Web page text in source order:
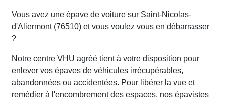
Vous avez une épave de voiture sur Saint-Nicolas-
d'Aliermont (76510) et vous voulez vous en débarrasser
?
Notre centre VHU agréé tient à votre disposition pour
enlever vos épaves de véhicules irrécupérables,
abandonnées ou accidentées. Pour libérer la vue et
remédier à l'encombrement des espaces, nos épavistes